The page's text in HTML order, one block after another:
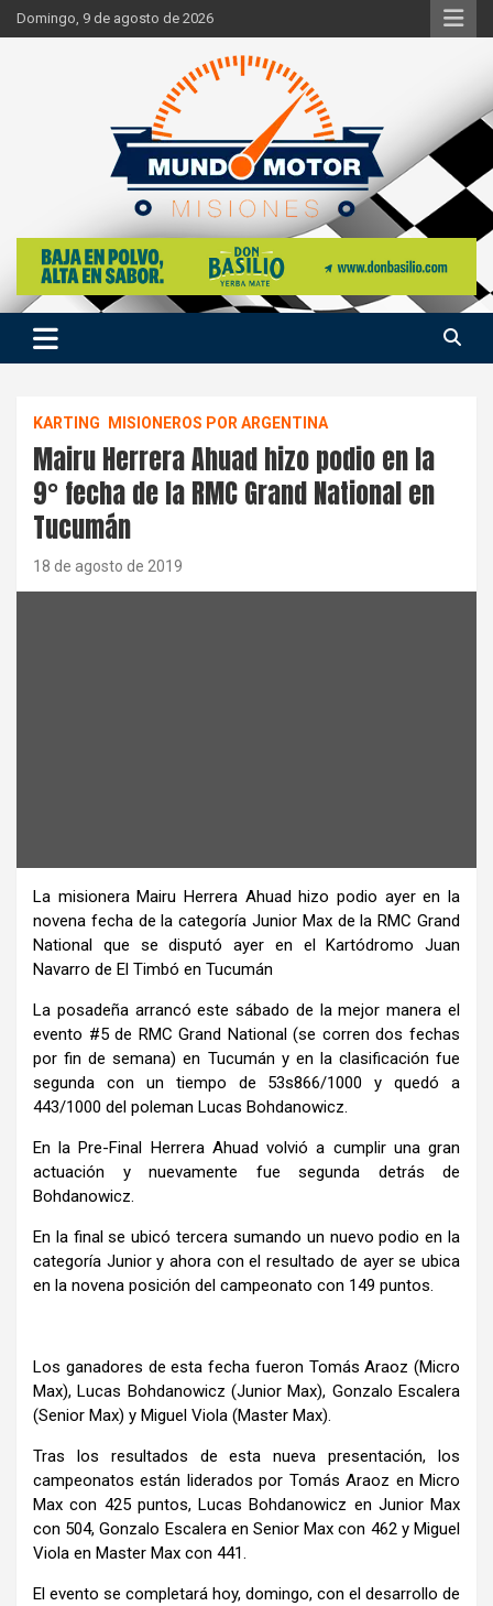
Skip
to
Domingo, 9 de agosto de 2026
Mundo Motor Misiones
Si hay ruido de motores ahí estaremos
KARTING MISIONEROS POR ARGENTINA
Mairu Herrera Ahuad hizo podio en la
9° fecha de la RMC Grand National en
Tucumán
18 de agosto de 2019
La misionera Mairu Herrera Ahuad hizo podio ayer en la
novena fecha de la categoría Junior Max de la RMC Grand
National que se disputó ayer en el Kartódromo Juan
Navarro de El Timbó en Tucumán
La posadeña arrancó este sábado de la mejor manera el
evento #5 de RMC Grand National (se corren dos fechas
por fin de semana) en Tucumán y en la clasificación fue
segunda con un tiempo de 53s866/1000 y quedó a
443/1000 del poleman Lucas Bohdanowicz.
En la Pre-Final Herrera Ahuad volvió a cumplir una gran
actuación y nuevamente fue segunda detrás de
Bohdanowicz.
En la final se ubicó tercera sumando un nuevo podio en la
categoría Junior y ahora con el resultado de ayer se ubica
en la novena posición del campeonato con 149 puntos.
Los ganadores de esta fecha fueron Tomás Araoz (Micro
Max), Lucas Bohdanowicz (Junior Max), Gonzalo Escalera
(Senior Max) y Miguel Viola (Master Max).
Tras los resultados de esta nueva presentación, los
campeonatos están liderados por Tomás Araoz en Micro
Max con 425 puntos, Lucas Bohdanowicz en Junior Max
con 504, Gonzalo Escalera en Senior Max con 462 y Miguel
Viola en Master Max con 441.
El evento se completará hoy, domingo, con el desarrollo de